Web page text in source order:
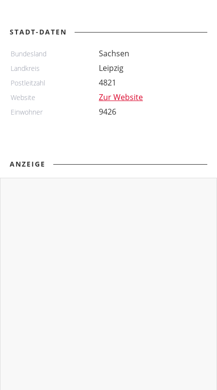
STADT-DATEN
Bundesland Sachsen
Landkreis Leipzig
Postleitzahl 4821
Website Zur Website
Einwohner 9426
ANZEIGE